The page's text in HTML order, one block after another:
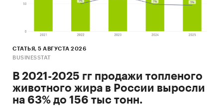
СТАТЬЯ, 5 АВГУСТА 2026
BUSINESSTAT
В 2021-2025 гг продажи топленого
животного жира в России выросли
на 63% до 156 тыс тонн.